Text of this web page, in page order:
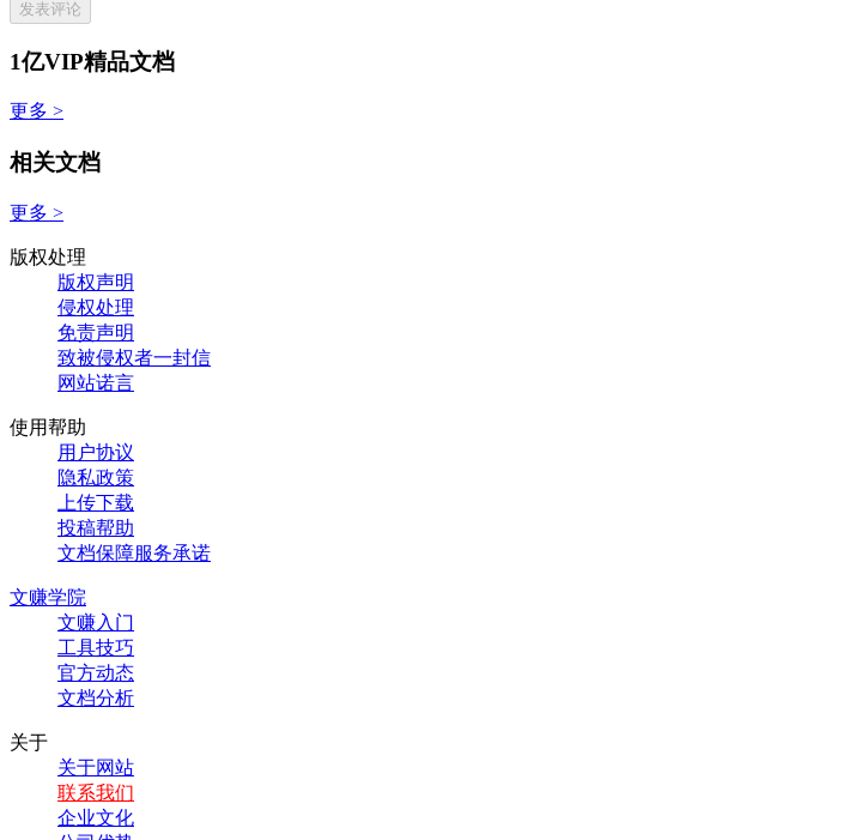
发表评论
1亿VIP精品文档
更多 >
相关文档
更多 >
版权处理
版权声明
侵权处理
免责声明
致被侵权者一封信
网站诺言
使用帮助
用户协议
隐私政策
上传下载
投稿帮助
文档保障服务承诺
文赚学院
文赚入门
工具技巧
官方动态
文档分析
关于
关于网站
联系我们
企业文化